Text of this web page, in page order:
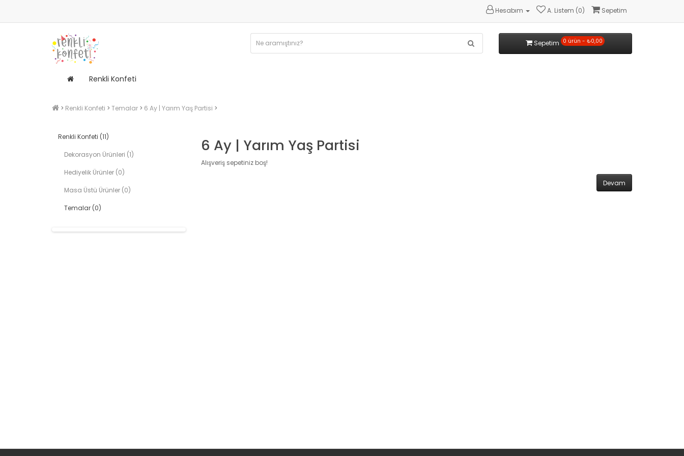
Hesabım A. Listem (0) Sepetim
Sepetim 0 ürün - ₺0,00
Renkli Konfeti
Renkli Konfeti Temalar 6 Ay | Yarım Yaş Partisi
Renkli Konfeti (11)
Dekorasyon Ürünleri (1)
Hediyelik Ürünler (0)
Masa Üstü Ürünler (0)
Temalar (0)
6 Ay | Yarım Yaş Partisi
Alışveriş sepetiniz boş!
Devam